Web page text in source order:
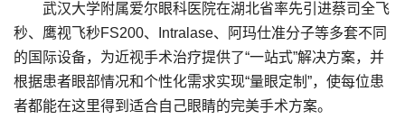
武汉大学附属爱尔眼科医院在湖北省率先引进蔡司全飞
秒、鹰视飞秒FS200、Intralase、阿玛仕准分子等多套不同
的国际设备，为近视手术治疗提供了“一站式”解决方案，并
根据患者眼部情况和个性化需求实现“量眼定制”，使每位患
者都能在这里得到适合自己眼睛的完美手术方案。